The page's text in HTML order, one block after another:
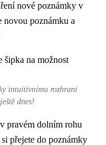
nové poznámky v
novou poznámku a
intuitivnímu rozhraní
dnes!
pravém dolním rohu
přejete do poznámky